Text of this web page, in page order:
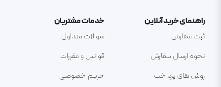
راهنمای خرید آنلاین
ثبت سفارش
نحوه ارسال سفارش
روش های پرداخت
خدمات مشتریان
سوالات متداول
قوانین و مقررات
حریم خصوصی